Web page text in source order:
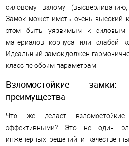
силовому взлому
Замок может иметь очень высокий
этом быть уязвимым к силовым
материалов корпуса или слабой
Идеальный замок должен
класс по обоим параметрам.
Взломостойкие
преимущества
Что же делает взломостойкие
эффективными? Это не один
инженерных решений и